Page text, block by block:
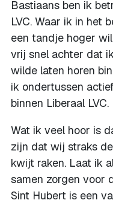
Bastiaans ben ik
LVC. Waar ik in het
een tandje hoger
vrij snel achter dat
wilde laten horen
ik ondertussen
binnen Liberaal LVC.
Wat ik veel hoor is
zijn dat wij straks
kwijt raken. Laat ik
samen zorgen voor
Sint Hubert is een